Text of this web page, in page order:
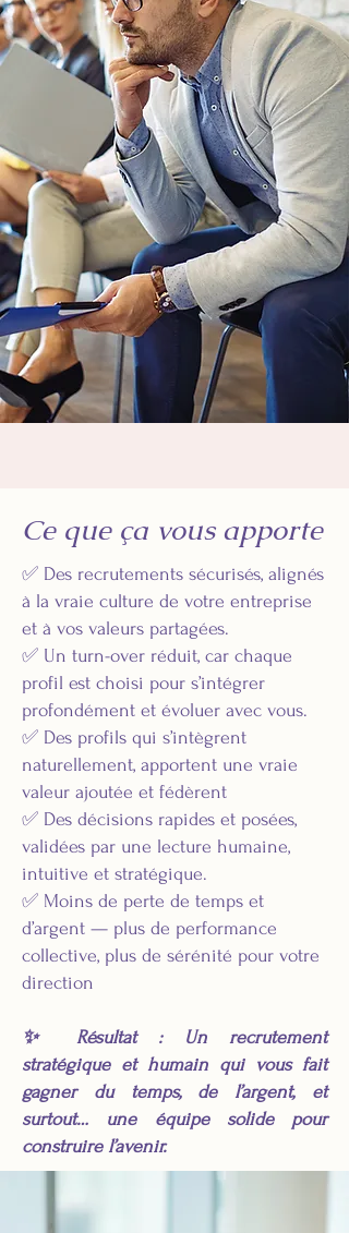
Ce que ça vous apporte
✅ Des recrutements sécurisés, alignés
à la vraie culture de votre entreprise
et à vos valeurs partagées.
✅ Un turn-over réduit, car chaque
profil est choisi pour s’intégrer
profondément et évoluer avec vous.
✅ Des profils qui s’intègrent
naturellement, apportent une vraie
valeur ajoutée et fédèrent
✅ Des décisions rapides et posées,
validées par une lecture humaine,
intuitive et stratégique.
✅ Moins de perte de temps et
d’argent — plus de performance
collective, plus de sérénité pour votre
direction
✨ Résultat : Un recrutement
stratégique et humain qui vous fait
gagner du temps, de l’argent, et
surtout… une équipe solide pour
construire l’avenir.